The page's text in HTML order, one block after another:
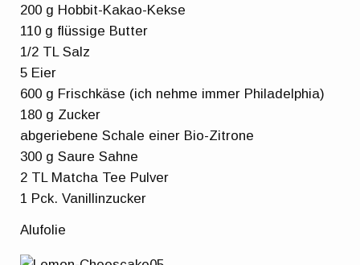
200 g Hobbit-Kakao-Kekse
110 g flüssige Butter
1/2 TL Salz
5 Eier
600 g Frischkäse (ich nehme immer Philadelphia)
180 g Zucker
abgeriebene Schale einer Bio-Zitrone
300 g Saure Sahne
2 TL Matcha Tee Pulver
1 Pck. Vanillinzucker
Alufolie